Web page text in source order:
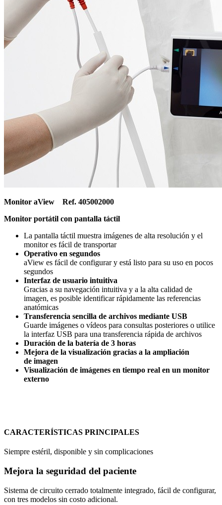
Monitor aView Ref. 405002000
Monitor portátil con pantalla táctil
La pantalla táctil muestra imágenes de alta resolución y el
monitor es fácil de transportar
Operativo en segundos
aView es fácil de configurar y está listo para su uso en pocos
segundos
Interfaz de usuario intuitiva
Gracias a su navegación intuitiva y a la alta calidad de
imagen, es posible identificar rápidamente las referencias
anatómicas
Transferencia sencilla de archivos mediante USB
Guarde imágenes o vídeos para consultas posteriores o utilice
la interfaz USB para una transferencia rápida de archivos
Duración de la batería de 3 horas
Mejora de la visualización gracias a la ampliación
de imagen
Visualización de imágenes en tiempo real en un monitor
externo
CARACTERÍSTICAS PRINCIPALES
Siempre estéril, disponible y sin complicaciones
Mejora la seguridad del paciente
Sistema de circuito cerrado totalmente integrado, fácil de configurar,
con tres modelos sin costo adicional.